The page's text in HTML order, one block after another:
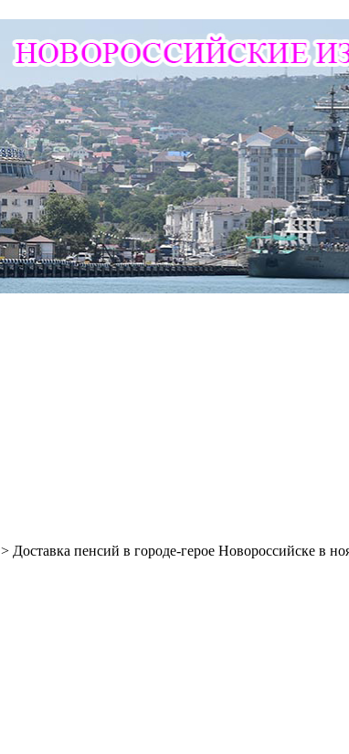
> Доставка пенсий в городе-герое Новороссийске в